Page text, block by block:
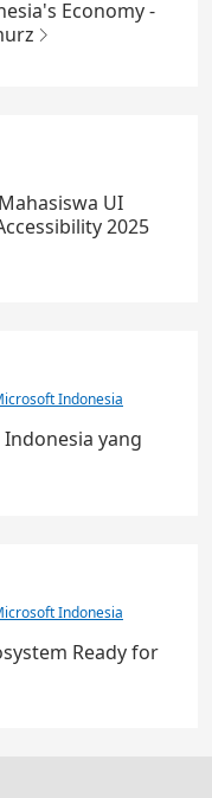
Economy -
UI
2025
Indonesia
yang
Indonesia
Ready for